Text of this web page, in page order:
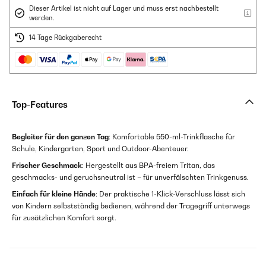
Dieser Artikel ist nicht auf Lager und muss erst nachbestellt
werden.
14 Tage Rückgaberecht
Top-Features
Begleiter für den ganzen Tag: Komfortable 550-ml-Trinkflasche für
Schule, Kindergarten, Sport und Outdoor-Abenteuer.
Frischer Geschmack: Hergestellt aus BPA-freiem Tritan, das
geschmacks- und geruchsneutral ist – für unverfälschten Trinkgenuss.
Einfach für kleine Hände: Der praktische 1-Klick-Verschluss lässt sich
von Kindern selbstständig bedienen, während der Tragegriff unterwegs
für zusätzlichen Komfort sorgt.